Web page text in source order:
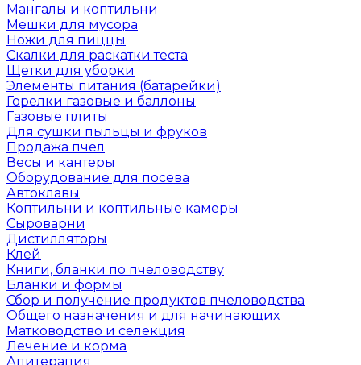
Мангалы и коптильни
Мешки для мусора
Ножи для пиццы
Скалки для раскатки теста
Щетки для уборки
Элементы питания (батарейки)
Горелки газовые и баллоны
Газовые плиты
Для сушки пыльцы и фруков
Продажа пчел
Весы и кантеры
Оборудование для посева
Автоклавы
Коптильни и коптильные камеры
Сыроварни
Дистилляторы
Клей
Книги, бланки по пчеловодству
Бланки и формы
Сбор и получение продуктов пчеловодства
Общего назначения и для начинающих
Матководство и селекция
Лечение и корма
Апитерапия